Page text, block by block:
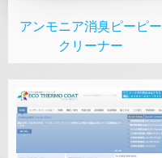
アンモニア消臭ピーピー
クリーナー